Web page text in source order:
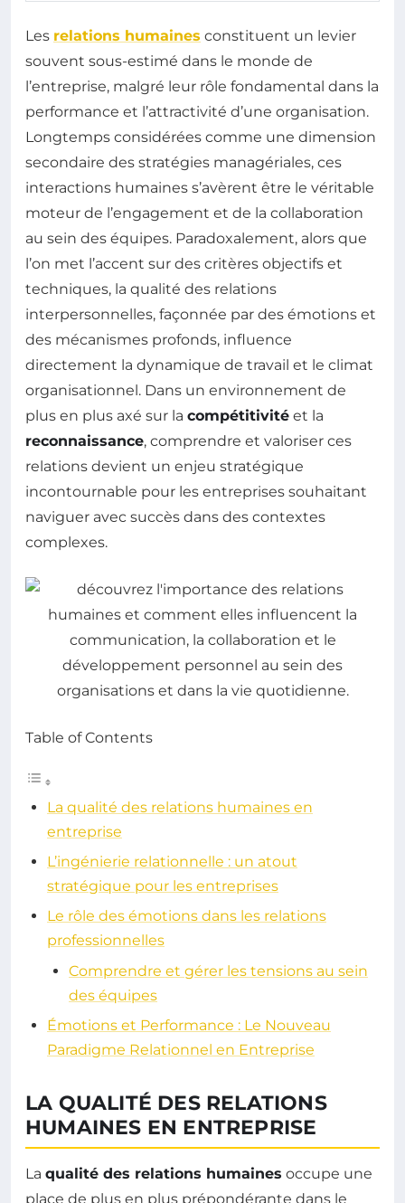
Les relations humaines constituent un levier
souvent sous-estimé dans le monde de
l’entreprise, malgré leur rôle fondamental dans la
performance et l’attractivité d’une organisation.
Longtemps considérées comme une dimension
secondaire des stratégies managériales, ces
interactions humaines s’avèrent être le véritable
moteur de l’engagement et de la collaboration
au sein des équipes. Paradoxalement, alors que
l’on met l’accent sur des critères objectifs et
techniques, la qualité des relations
interpersonnelles, façonnée par des émotions et
des mécanismes profonds, influence
directement la dynamique de travail et le climat
organisationnel. Dans un environnement de
plus en plus axé sur la compétitivité et la
reconnaissance, comprendre et valoriser ces
relations devient un enjeu stratégique
incontournable pour les entreprises souhaitant
naviguer avec succès dans des contextes
complexes.
Table of Contents
La qualité des relations humaines en
entreprise
L’ingénierie relationnelle : un atout
stratégique pour les entreprises
Le rôle des émotions dans les relations
professionnelles
Comprendre et gérer les tensions au sein
des équipes
Émotions et Performance : Le Nouveau
Paradigme Relationnel en Entreprise
LA QUALITÉ DES RELATIONS
HUMAINES EN ENTREPRISE
La qualité des relations humaines occupe une
place de plus en plus prépondérante dans le